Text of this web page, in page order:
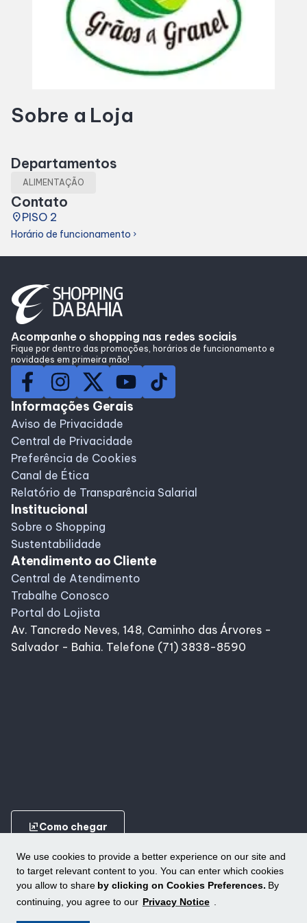
We use cookies to provide a better experience on our site and
to target relevant content to you. You can enter which cookies
you allow to share by clicking on Cookies Preferences. By
continuing, you agree to our Privacy Notice .
SDB Premium
Entretenimento
Eventos
Fique por Dentro
Lojas e Restaurantes
Lojas
Alimentação
Compre Online
Programa de benefícios
Sobre a Loja
Departamentos
ALIMENTAÇÃO
Contato
placePISO 2
Horário de funcionamento chevron_right
Acompanhe o shopping nas redes sociais
Fique por dentro das promoções, horários de funcionamento e
novidades em primeira mão!
Informações Gerais
Aviso de Privacidade
Central de Privacidade
Preferência de Cookies
Canal de Ética
Relatório de Transparência Salarial
Institucional
Sobre o Shopping
Sustentabilidade
Atendimento ao Cliente
Central de Atendimento
Trabalhe Conosco
Portal do Lojista
Av. Tancredo Neves, 148, Caminho das Árvores -
Salvador - Bahia. Telefone (71) 3838-8590
ungroupComo chegar